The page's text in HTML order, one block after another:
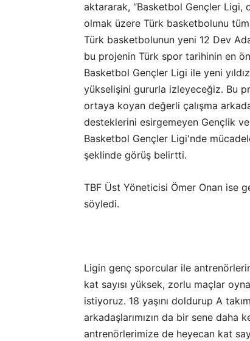
aktararak, “Basketbol Gençler Ligi,
olmak üzere Türk basketbolunu
Türk basketbolunun yeni 12 Dev
bu projenin Türk spor tarihinin en
Basketbol Gençler Ligi ile yeni
yükselişini gururla izleyeceğiz. Bu
ortaya koyan değerli çalışma
desteklerini esirgemeyen Gençlik
Basketbol Gençler Ligi'nde
şeklinde görüş belirtti.
TBF Üst Yöneticisi Ömer Onan ise
söyledi.
Ligin genç sporcular ile
kat sayısı yüksek, zorlu maçlar
istiyoruz. 18 yaşını doldurup A
arkadaşlarımızın da bir sene daha
antrenörlerimize de heyecan kat